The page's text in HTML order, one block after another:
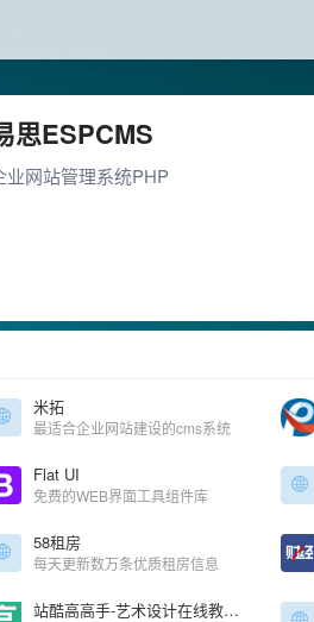
思ESPCMS
业网站管理系统PHP
米拓
最适合企业网站建设的cms系统
Flat UI
免费的WEB界面工具组件库
58租房
每天更新数万条优质租房信息
站酷高高手-艺术设计在线教育平台_绘画插画教程_品牌设计_UI交互设计_平面视觉_运营设计_摄影艺术课程培训